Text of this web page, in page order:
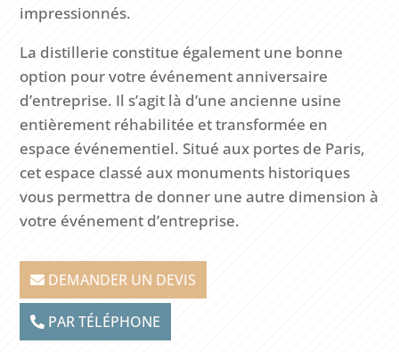
impressionnés.
La distillerie constitue également une bonne
option pour votre événement anniversaire
d’entreprise. Il s’agit là d’une ancienne usine
entièrement réhabilitée et transformée en
espace événementiel. Situé aux portes de Paris,
cet espace classé aux monuments historiques
vous permettra de donner une autre dimension à
votre événement d’entreprise.
DEMANDER UN DEVIS
PAR TÉLÉPHONE